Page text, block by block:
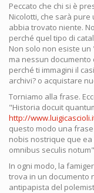
Peccato che chi si è
Nicolotti, che sarà
abbia trovato niente.
perché quel tipo di
Non solo non esiste
ma nessun
perché ti immagini il
archivi? o acquistare
Torniamo alla frase.
"Historia docuit
http://
questo modo una
nobis nostrique que
omnibus seculis
In ogni modo, la
trova in un documento
antipapista del